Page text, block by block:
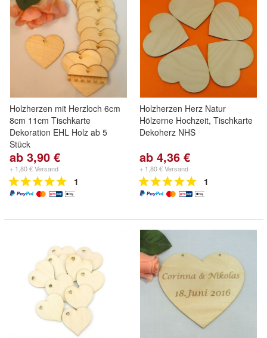
Holzherzen mit Herzloch 6cm
8cm 11cm Tischkarte
Dekoration EHL Holz ab 5
Stück
ab 3,90 €
+ 1,80 € Versand
1
Holzherzen Herz Natur
Hölzerne Hochzeit, Tischkarte
Dekoherz NHS
ab 4,36 €
+ 1,80 € Versand
1